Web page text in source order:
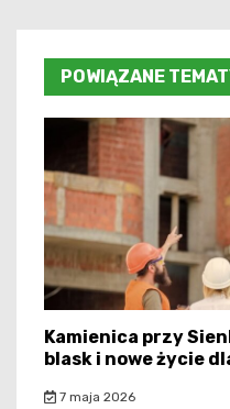
POWIĄZANE
Kamienica przy
blask i nowe życie
7 maja 2026